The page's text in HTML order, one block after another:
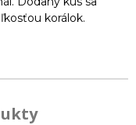
korálok.